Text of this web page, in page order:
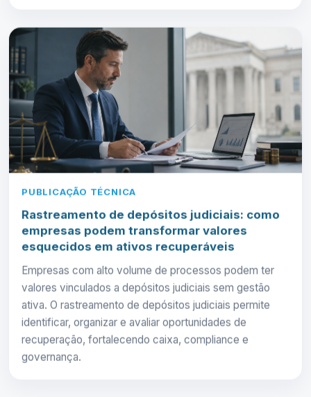
PUBLICAÇÃO TÉCNICA
Rastreamento de depósitos judiciais: como
empresas podem transformar valores
esquecidos em ativos recuperáveis
Empresas com alto volume de processos podem ter
valores vinculados a depósitos judiciais sem gestão
ativa. O rastreamento de depósitos judiciais permite
identificar, organizar e avaliar oportunidades de
recuperação, fortalecendo caixa, compliance e
governança.